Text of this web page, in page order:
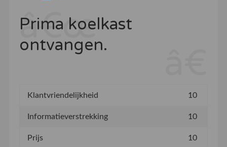
Prima koelkast
ontvangen.
Klantvriendelijkheid 10
Informatieverstrekking 10
Prijs 10